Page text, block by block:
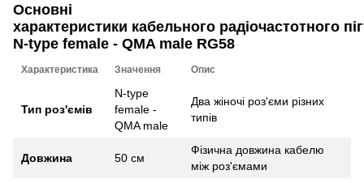
Основні
характеристики кабельного радіочастотного
N-type female - QMA male RG58
Характеристика Значення Опис
Тип роз'ємів
N-type
female -
QMA male
Два жіночі роз'єми різних
типів
Довжина 50 см
Фізична довжина кабелю
між роз'ємами